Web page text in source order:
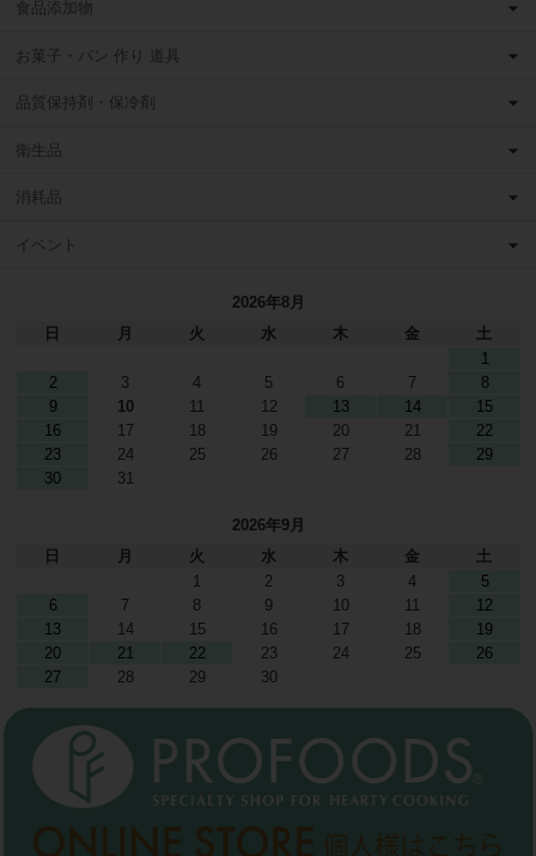
食品添加物
お菓子・パン 作り 道具
品質保持剤・保冷剤
衛生品
消耗品
イベント
2026年8月
日
月 火 水 木 金
土
1
2
3 4 5 6 7
8
9
10 11 12 13 14
15
16
17 18 19 20 21
22
23
24 25 26 27 28
29
30
31
2026年9月
日
月 火 水 木 金
土
1
2 3 4
5
6
7 8 9 10 11
12
13
14 15 16 17 18
19
20
21 22 23 24 25
26
27
28 29 30